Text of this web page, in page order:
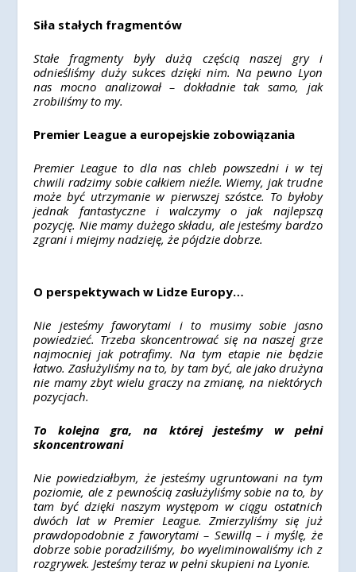
Siła stałych fragmentów
Stałe fragmenty były dużą częścią naszej gry i
odnieśliśmy duży sukces dzięki nim. Na pewno Lyon
nas mocno analizował – dokładnie tak samo, jak
zrobiliśmy to my.
Premier League a europejskie zobowiązania
Premier League to dla nas chleb powszedni i w tej
chwili radzimy sobie całkiem nieźle. Wiemy, jak trudne
może być utrzymanie w pierwszej szóstce. To byłoby
jednak fantastyczne i walczymy o jak najlepszą
pozycję. Nie mamy dużego składu, ale jesteśmy bardzo
zgrani i miejmy nadzieję, że pójdzie dobrze.
O perspektywach w Lidze Europy…
Nie jesteśmy faworytami i to musimy sobie jasno
powiedzieć. Trzeba skoncentrować się na naszej grze
najmocniej jak potrafimy. Na tym etapie nie będzie
łatwo. Zasłużyliśmy na to, by tam być, ale jako drużyna
nie mamy zbyt wielu graczy na zmianę, na niektórych
pozycjach.
To kolejna gra, na której jesteśmy w pełni
skoncentrowani
Nie powiedziałbym, że jesteśmy ugruntowani na tym
poziomie, ale z pewnością zasłużyliśmy sobie na to, by
tam być dzięki naszym występom w ciągu ostatnich
dwóch lat w Premier League. Zmierzyliśmy się już
prawdopodobnie z faworytami – Sewillą – i myślę, że
dobrze sobie poradziliśmy, bo wyeliminowaliśmy ich z
rozgrywek. Jesteśmy teraz w pełni skupieni na Lyonie.